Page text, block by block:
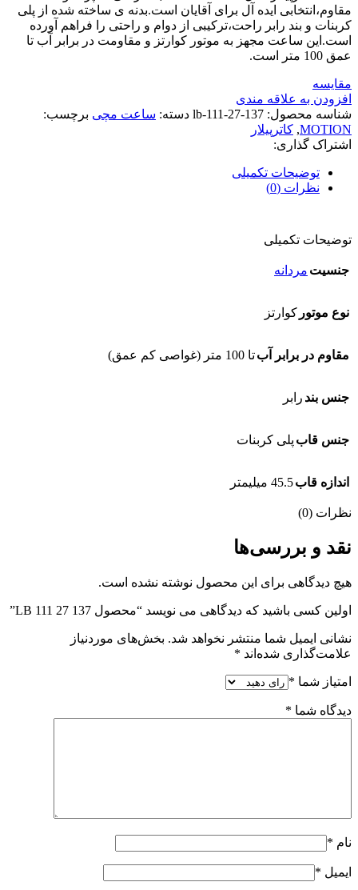
مقاوم،انتخابی ایده آل برای آقایان است.بدنه ی ساخته شده از پلی
کربنات و بند رابر راحت،ترکیبی از دوام و راحتی را فراهم آورده
است.این ساعت مجهز به موتور کوارتز و مقاومت در برابر آب تا
عمق 100 متر است.
مقایسه
افزودن به علاقه مندی
شناسه محصول: lb-111-27-137 دسته: ساعت مچی برچسب:
MOTION
, کاترپیلار
اشتراک گذاری:
توضیحات تکمیلی
نظرات (0)
توضیحات تکمیلی
جنسیت مردانه
نوع موتور کوارتز
مقاوم در برابر آبتا 100 متر (غواصی کم عمق)
جنس بند رابر
جنس قاب پلی کربنات
اندازه قاب45.5 میلیمتر
نظرات (0)
نقد و بررسی‌ها
هیچ دیدگاهی برای این محصول نوشته نشده است.
اولین کسی باشید که دیدگاهی می نویسد “محصول LB 111 27 137”
نشانی ایمیل شما منتشر نخواهد شد. بخش‌های موردنیاز
علامت‌گذاری شده‌اند *
امتیاز شما *
دیدگاه شما *
نام *
ایمیل *